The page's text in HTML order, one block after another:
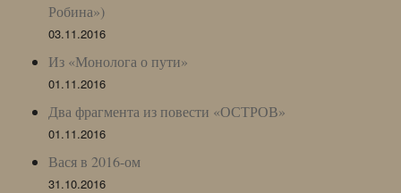
Робина»)
03.11.2016
Из «Монолога о пути»
01.11.2016
Два фрагмента из повести «ОСТРОВ»
01.11.2016
Вася в 2016-ом
31.10.2016